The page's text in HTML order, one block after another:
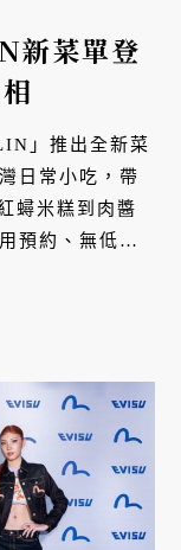
新菜單登
」推出全新菜
日常小吃，帶
蟳米糕到肉醬
預約、無低